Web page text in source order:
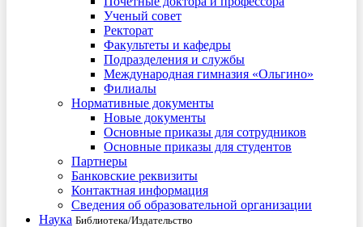
Ученый совет
Ректорат
Факультеты и кафедры
Подразделения и службы
Международная гимназия «Ольгино»
Филиалы
Нормативные документы
Новые документы
Основные приказы для сотрудников
Основные приказы для студентов
Партнеры
Банковские реквизиты
Контактная информация
Сведения об образовательной организации
Наука Библиотека/Издательство